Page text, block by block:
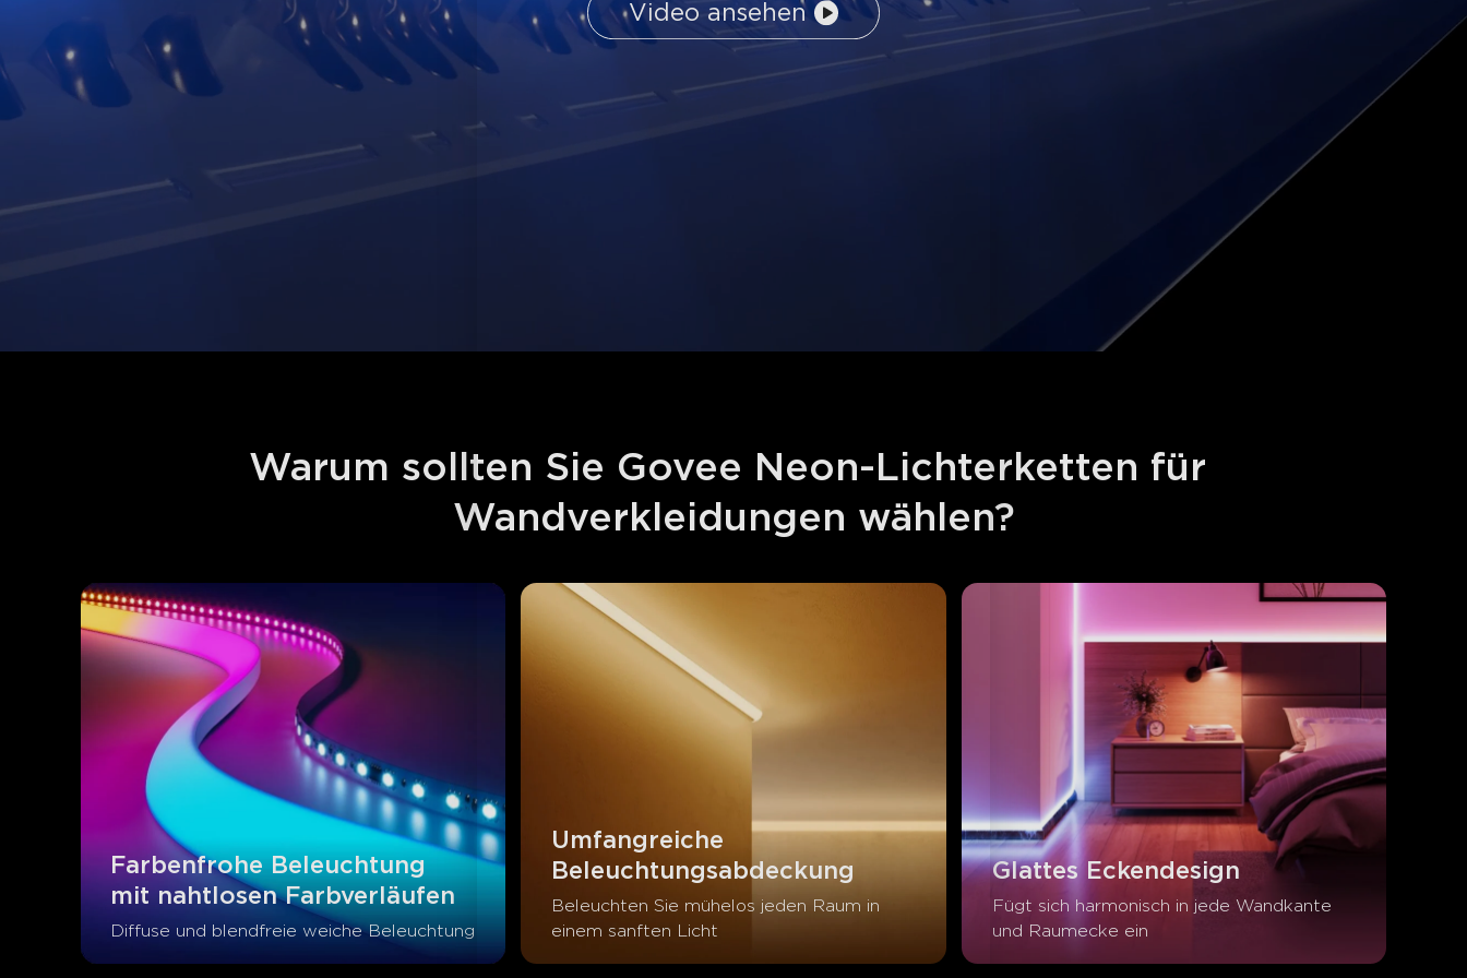
Video ansehen
Warum sollten Sie Govee Neon-Lichterketten für
Wandverkleidungen wählen?
Farbenfrohe Beleuchtung
mit nahtlosen Farbverläufen
Diffuse und blendfreie weiche Beleuchtung
Umfangreiche
Beleuchtungsabdeckung
Beleuchten Sie mühelos jeden Raum in
einem sanften Licht
Glattes Eckendesign
Fügt sich harmonisch in jede Wandkante
und Raumecke ein